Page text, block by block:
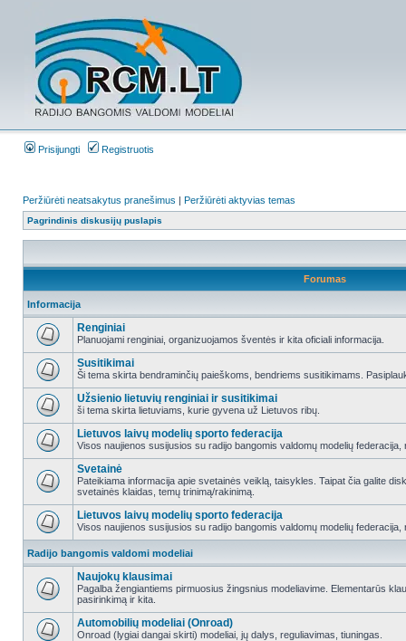
Prisijungti Registruotis
Peržiūrėti neatsakytus pranešimus | Peržiūrėti aktyvias temas
Pagrindinis diskusijų puslapis
Forumas
Informacija
Renginiai
Planuojami renginiai, organizuojamos šventės ir kita oficiali informacija.
Susitikimai
Ši tema skirta bendraminčių paieškoms, bendriems susitikimams.
Užsienio lietuvių renginiai ir susitikimai
ši tema skirta lietuviams, kurie gyvena už Lietuvos ribų.
Lietuvos laivų modelių sporto federacija
Visos naujienos susijusios su radijo bangomis valdomų modelių
Svetainė
Pateikiama informacija apie svetainės veiklą, taisykles. Taipat čia galite
svetainės klaidas, temų trinimą/rakinimą.
Lietuvos laivų modelių sporto federacija
Visos naujienos susijusios su radijo bangomis valdomų modelių
Radijo bangomis valdomi modeliai
Naujokų klausimai
Pagalba žengiantiems pirmuosius žingsnius modeliavime. Elementarūs
pasirinkimą ir kita.
Automobilių modeliai (Onroad)
Onroad (lygiai dangai skirti) modeliai, jų dalys, reguliavimas, tiuningas.